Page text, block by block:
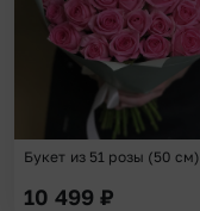
Букет из 51 розы (50 см)
10 499 ₽